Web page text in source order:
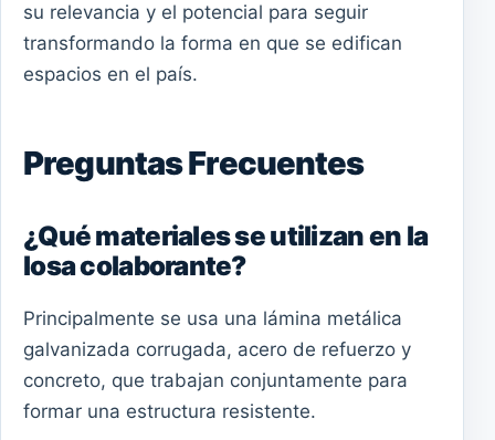
su relevancia y el potencial para seguir
transformando la forma en que se edifican
espacios en el país.
Preguntas Frecuentes
¿Qué materiales se utilizan en la
losa colaborante?
Principalmente se usa una lámina metálica
galvanizada corrugada, acero de refuerzo y
concreto, que trabajan conjuntamente para
formar una estructura resistente.